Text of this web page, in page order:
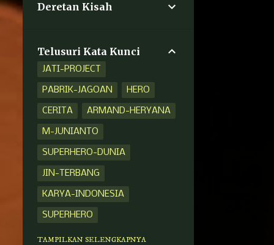
Deretan Kisah
Telusuri Kata Kunci
JATI-PROJECT
PABRIK-JAGOAN HERO
CERITA ARMAND-HERYANA
M-JUNIANTO
SUPERHERO-DUNIA
JIN-TERBANG
KARYA-INDONESIA
SUPERHERO
MARVEL AHYA-HALIMAH
TAMPILKAN SELENGKAPNYA